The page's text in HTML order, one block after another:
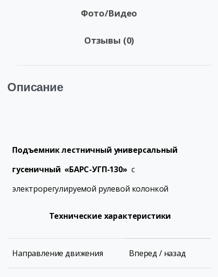
Фото/Видео
Отзывы (0)
Описание
Подъемник лестничный универсальный
гусеничный «БАРС-УГП-130» с
электрорегулируемой рулевой колонкой
Технические характеристики
Направление движения Вперед / назад